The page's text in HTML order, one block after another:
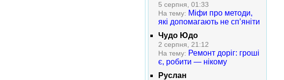
5 серпня, 01:33
На тему: Міфи про методи,
які допомагають не сп’яніти
Чудо Юдо
2 серпня, 21:12
На тему: Ремонт доріг: гроші
є, робити — нікому
Руслан